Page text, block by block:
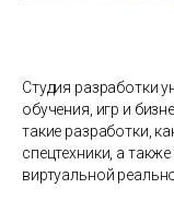
Студия разработки
обучения, игр и
такие разработки,
спецтехники, а
виртуальной